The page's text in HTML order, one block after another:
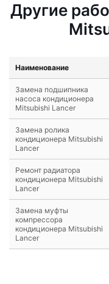
Другие
Наименование
Замена подшипника
насоса кондиционера
Mitsubishi Lancer
Замена ролика
кондиционера Mitsubishi
Lancer
Ремонт радиатора
кондиционера Mitsubishi
Lancer
Замена муфты
компрессора
кондиционера Mitsubishi
Lancer